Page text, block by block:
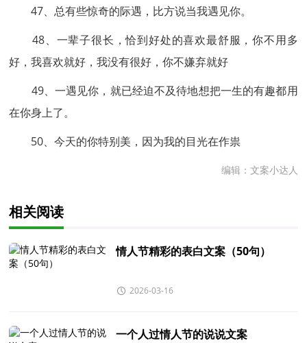
47、总有些惊奇的际遇，比方说当我遇见你。
48、一辈子很长，恰到好处的喜欢最舒服，你不用多
好，我喜欢就好，我没有很好，你不嫌弃就好
49、一遇见你，就已经迫不及待地想把一生的有趣都用
在你身上了。
50、今天的你特别美，因为我的目光在作祟
编辑：文案小达人
相关阅读
情人节精彩的表白文案（50句）
2026-03-16
一个人过情人节的说说文案